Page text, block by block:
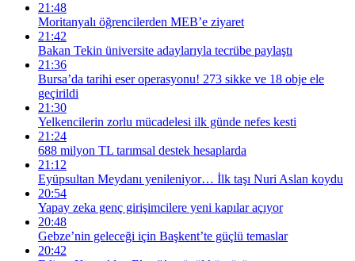
21:48
Moritanyalı öğrencilerden MEB’e ziyaret
21:42
Bakan Tekin üniversite adaylarıyla tecrübe paylaştı
21:36
Bursa’da tarihi eser operasyonu! 273 sikke ve 18 obje ele
geçirildi
21:30
Yelkencilerin zorlu mücadelesi ilk günde nefes kesti
21:24
688 milyon TL tarımsal destek hesaplarda
21:12
Eyüpsultan Meydanı yenileniyor… İlk taşı Nuri Aslan koydu
20:54
Yapay zeka genç girişimcilere yeni kapılar açıyor
20:48
Gebze’nin geleceği için Başkent’te güçlü temaslar
20:42